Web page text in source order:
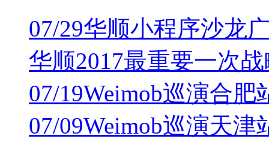
07/29华顺小程序沙龙
华顺2017最重要一次
07/19Weimob巡演合肥
07/09Weimob巡演天